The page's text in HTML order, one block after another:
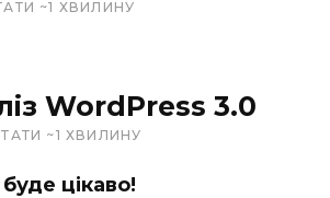
~1 ХВИЛИНУ
WordPress 3.0
~1 ХВИЛИНУ
цікаво!